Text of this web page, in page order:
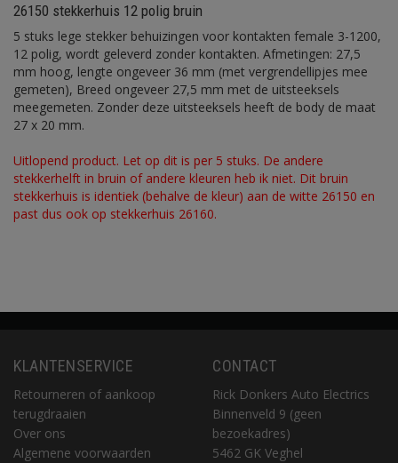
26150 stekkerhuis 12 polig bruin
5 stuks lege stekker behuizingen voor kontakten female 3-1200,
12 polig, wordt geleverd zonder kontakten. Afmetingen: 27,5
mm hoog, lengte ongeveer 36 mm (met vergrendellipjes mee
gemeten), Breed ongeveer 27,5 mm met de uitsteeksels
meegemeten. Zonder deze uitsteeksels heeft de body de maat
27 x 20 mm.
Uitlopend product. Let op dit is per 5 stuks. De andere
stekkerhelft in bruin of andere kleuren heb ik niet. Dit bruin
stekkerhuis is identiek (behalve de kleur) aan de witte 26150 en
past dus ook op stekkerhuis 26160.
KLANTENSERVICE
Retourneren of aankoop
terugdraaien
Over ons
Algemene voorwaarden
CONTACT
Rick Donkers Auto Electrics
Binnenveld 9 (geen
bezoekadres)
5462 GK Veghel